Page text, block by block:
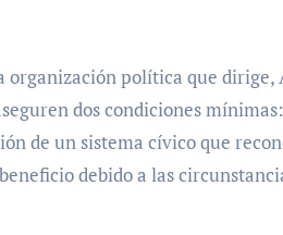
organización política que
dos condiciones
de un sistema cívico que
debido a las